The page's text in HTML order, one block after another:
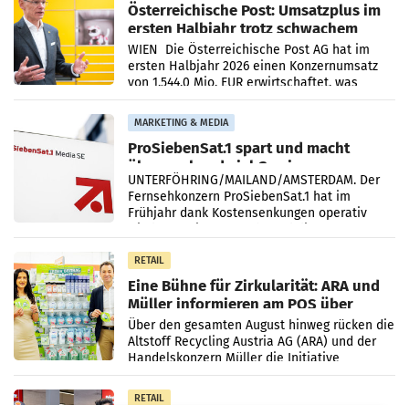
Österreichische Post: Umsatzplus im
ersten Halbjahr trotz schwachem
Briefgeschäft
WIEN Die Österreichische Post AG hat im
ersten Halbjahr 2026 einen Konzernumsatz
von 1.544,0 Mio. EUR erwirtschaftet, was
einem Plus von 3,8 Prozent gegenüber dem
Vergleichszeitraum
MARKETING & MEDIA
ProSiebenSat.1 spart und macht
überraschend viel Gewinn
UNTERFÖHRING/MAILAND/AMSTERDAM. Der
Fernsehkonzern ProSiebenSat.1 hat im
Frühjahr dank Kostensenkungen operativ
RETAIL
Eine Bühne für Zirkularität: ARA und
Müller informieren am POS über
Kreislauffähigkeit
Über den gesamten August hinweg rücken die
Altstoff Recycling Austria AG (ARA) und der
Handelskonzern Müller die Initiative
„Kreislauf-Helden“ in allen österreichischen
Müller-Filialen
RETAIL